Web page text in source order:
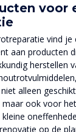
voor
vind je
aan producten
herstellen
alleen
ook voor
op de